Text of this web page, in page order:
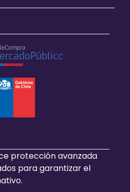
protección avanzada
para garantizar el